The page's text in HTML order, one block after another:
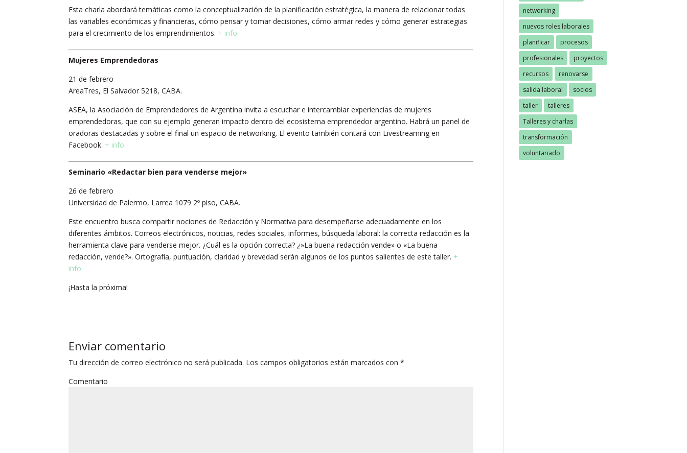
Esta charla abordará temáticas como la conceptualización de la planificación estratégica, la manera de relacionar todas
las variables económicas y financieras, cómo pensar y tomar decisiones, cómo armar redes y cómo generar estrategias
para el crecimiento de los emprendimientos. + info.
Mujeres Emprendedoras
21 de febrero
AreaTres, El Salvador 5218, CABA.
ASEA, la Asociación de Emprendedores de Argentina invita a escuchar e intercambiar experiencias de mujeres
emprendedoras, que con su ejemplo generan impacto dentro del ecosistema emprendedor argentino. Habrá un panel de
oradoras destacadas y sobre el final un espacio de networking. El evento también contará con Livestreaming en
Facebook. + info.
Seminario «Redactar bien para venderse mejor»
26 de febrero
Universidad de Palermo, Larrea 1079 2º piso, CABA.
Este encuentro busca compartir nociones de Redacción y Normativa para desempeñarse adecuadamente en los
diferentes ámbitos. Correos electrónicos, noticias, redes sociales, informes, búsqueda laboral: la correcta redacción es la
herramienta clave para venderse mejor. ¿Cuál es la opción correcta? ¿»La buena redacción vende» o «La buena
redacción, vende?». Ortografía, puntuación, claridad y brevedad serán algunos de los puntos salientes de este taller. +
info.
¡Hasta la próxima!
Enviar comentario
Tu dirección de correo electrónico no será publicada. Los campos obligatorios están marcados con*
Comentario
networking
nuevos roles laborales
planificar
procesos
profesionales
proyectos
recursos
renovarse
salida laboral
socios
taller
talleres
Talleres y charlas
transformación
voluntariado